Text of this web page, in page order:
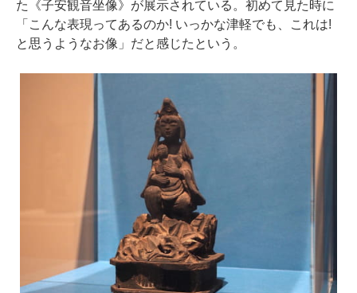
た《子安観音坐像》が展示されている。初めて見た時に
「こんな表現ってあるのか! いっかな津軽でも、これは!
と思うようなお像」だと感じたという。